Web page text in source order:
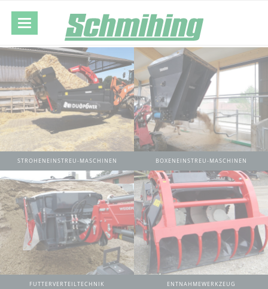
STROHENEINSTREU-MASCHINEN BOXENEINSTREU-MASCHINEN
FUTTERVERTEILTECHNIK ENTNAHMEWERKZEUG